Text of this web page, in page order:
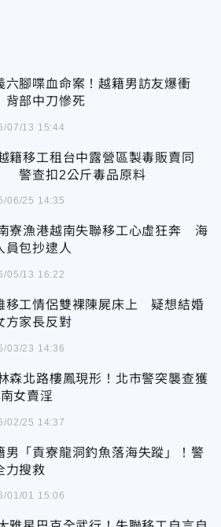
六腳喋血命案！越籍男訪友爆衝
部中刀慘死
07/13 15:44
籍移工租台中露營區製毒販賣同
警查扣2公斤毒品原料
06/25 14:35
寮漁港越南失聯移工心虛狂奔 海
員包抄逮人
05/13 16:22
移工情侶雙裸陳屍床上 疑想結婚
方家長反對
03/23 14:36
森北路樓鳳現形！北市警突襲查獲
女賣淫
02/25 14:37
男「貢寮龍洞釣魚落海失蹤」！警
力搜救
01/01 15:06